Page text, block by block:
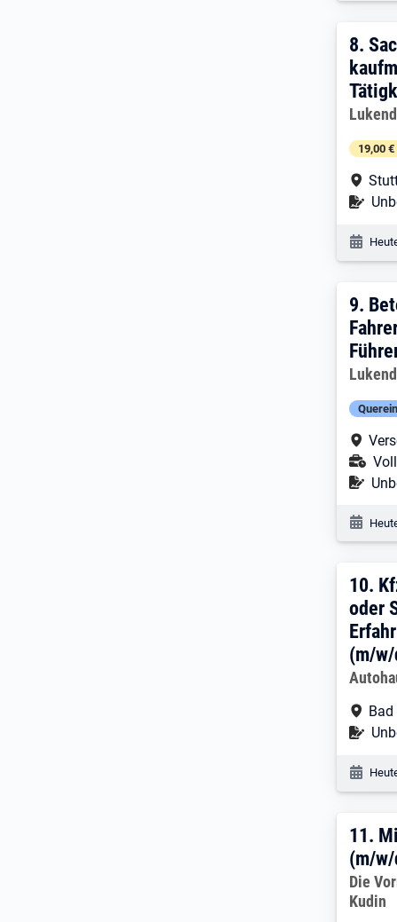
8.
8.
19,00
9.
9.
10.
10.
oder
(m/
Bad
11.
11.
(m/
Die
Kudin